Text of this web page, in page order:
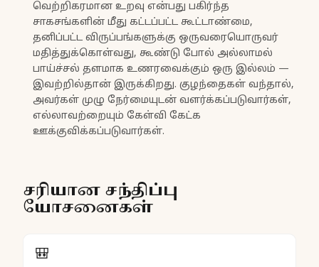
வெற்றிகரமான உறவு என்பது பகிர்ந்த
சாகசங்களின் மீது கட்டப்பட்ட கூட்டாண்மை,
தனிப்பட்ட விருப்பங்களுக்கு ஒருவரையொருவர்
மதித்துக்கொள்வது, கூண்டு போல் அல்லாமல்
பாய்ச்சல் தளமாக உணரவைக்கும் ஒரு இல்லம் —
இவற்றில்தான் இருக்கிறது. குழந்தைகள் வந்தால்,
அவர்கள் முழு நேர்மையுடன் வளர்க்கப்படுவார்கள்,
எல்லாவற்றையும் கேள்வி கேட்க
ஊக்குவிக்கப்படுவார்கள்.
சரியான சந்திப்பு
யோசனைகள்
🎒